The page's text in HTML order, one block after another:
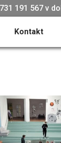
191 567 v
Kontakt